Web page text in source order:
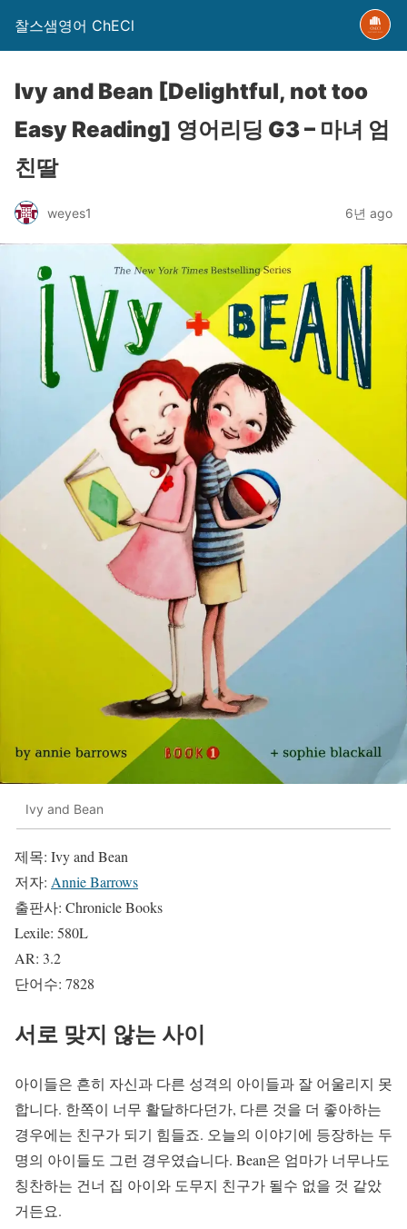
찰스샘영어 ChECl
Ivy and Bean [Delightful, not too
Easy Reading] 영어리딩 G3 – 마녀 엄
친딸
weyes1 6년 ago
Ivy and Bean
제목: Ivy and Bean
저자: Annie Barrows
출판사: Chronicle Books
Lexile: 580L
AR: 3.2
단어수: 7828
서로 맞지 않는 사이
아이들은 흔히 자신과 다른 성격의 아이들과 잘 어울리지 못
합니다. 한쪽이 너무 활달하다던가, 다른 것을 더 좋아하는
경우에는 친구가 되기 힘들죠. 오늘의 이야기에 등장하는 두
명의 아이들도 그런 경우였습니다. Bean은 엄마가 너무나도
칭찬하는 건너 집 아이와 도무지 친구가 될수 없을 것 같았
거든요.